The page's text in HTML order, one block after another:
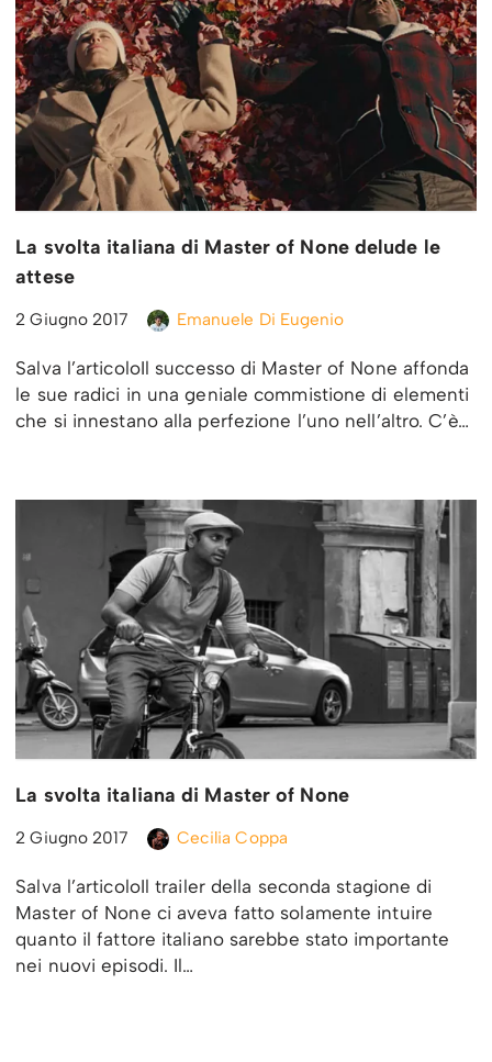
La svolta italiana di Master of None delude le
attese
2 Giugno 2017 Emanuele Di Eugenio
Salva l’articoloIl successo di Master of None affonda
le sue radici in una geniale commistione di elementi
che si innestano alla perfezione l’uno nell’altro. C’è…
La svolta italiana di Master of None
2 Giugno 2017 Cecilia Coppa
Salva l’articoloIl trailer della seconda stagione di
Master of None ci aveva fatto solamente intuire
quanto il fattore italiano sarebbe stato importante
nei nuovi episodi. Il…